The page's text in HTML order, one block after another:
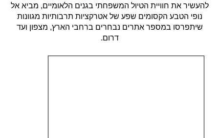
להעשיר את חוויית הטיול המשפחתי בגנים הלאומיים, מביא אל
נופי הטבע הקסומים שפע של אטרקציות תרבותיות מגוונות
שיתפרסו במספר אתרים נבחרים ברחבי הארץ, מצפון ועד
דרום.